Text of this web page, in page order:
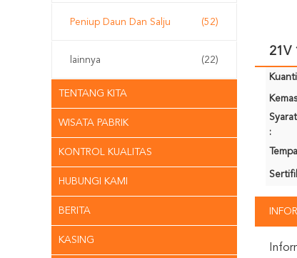
Peniup Daun Dan Salju (52)
lainnya (22)
TENTANG KITA
WISATA PABRIK
KONTROL KUALITAS
HUBUNGI KAMI
BERITA
KASING
21V
: